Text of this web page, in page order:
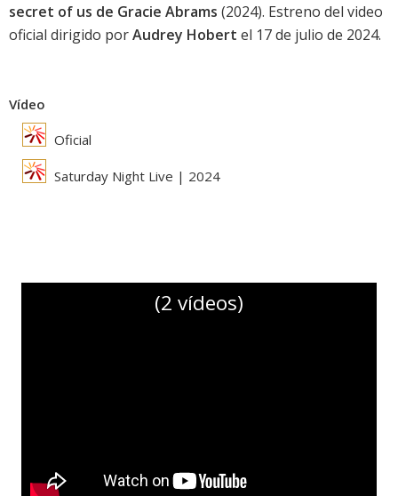
secret of us de Gracie Abrams (2024). Estreno del video
oficial dirigido porAudrey Hobert el 17 de julio de 2024.
Vídeo
Oficial
Saturday Night Live | 2024
(2 vídeos)